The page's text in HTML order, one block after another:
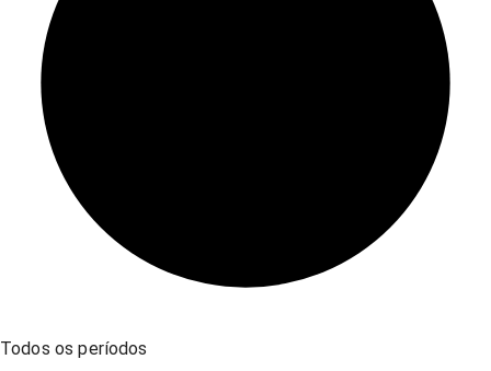
Todos os períodos